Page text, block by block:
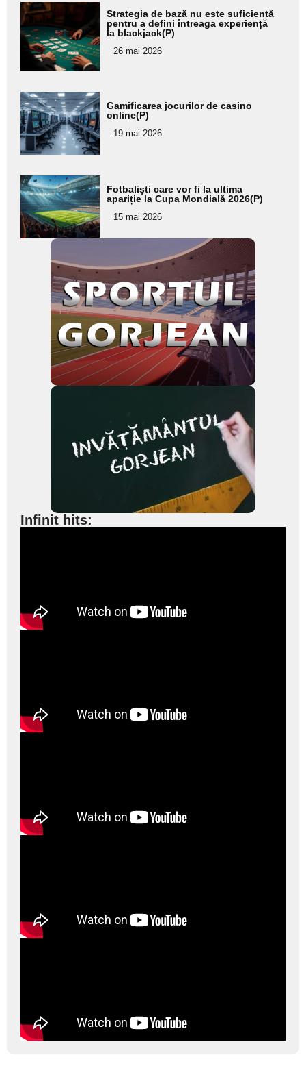
Adaugă
aici textul
pentru
subtitlu
Strategia de bază nu este suficientă
pentru a defini întreaga experiență
la blackjack(P)
26 mai 2026
Adaugă
aici textul
pentru
subtitlu
Gamificarea jocurilor de casino
online(P)
19 mai 2026
Adaugă
aici textul
pentru
subtitlu
Fotbaliști care vor fi la ultima
apariție la Cupa Mondială 2026(P)
15 mai 2026
Infinit hits: